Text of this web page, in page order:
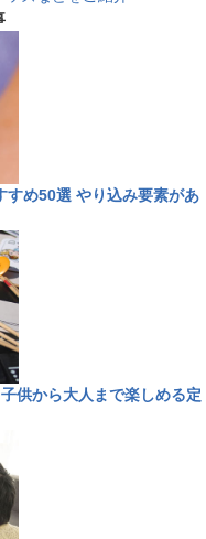
すめ50選 やり込み要素があ
供から大人まで楽しめる定